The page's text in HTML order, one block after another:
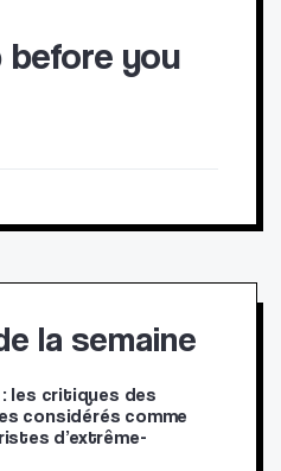
before you
la semaine
les critiques des
considérés comme
d’extrême-